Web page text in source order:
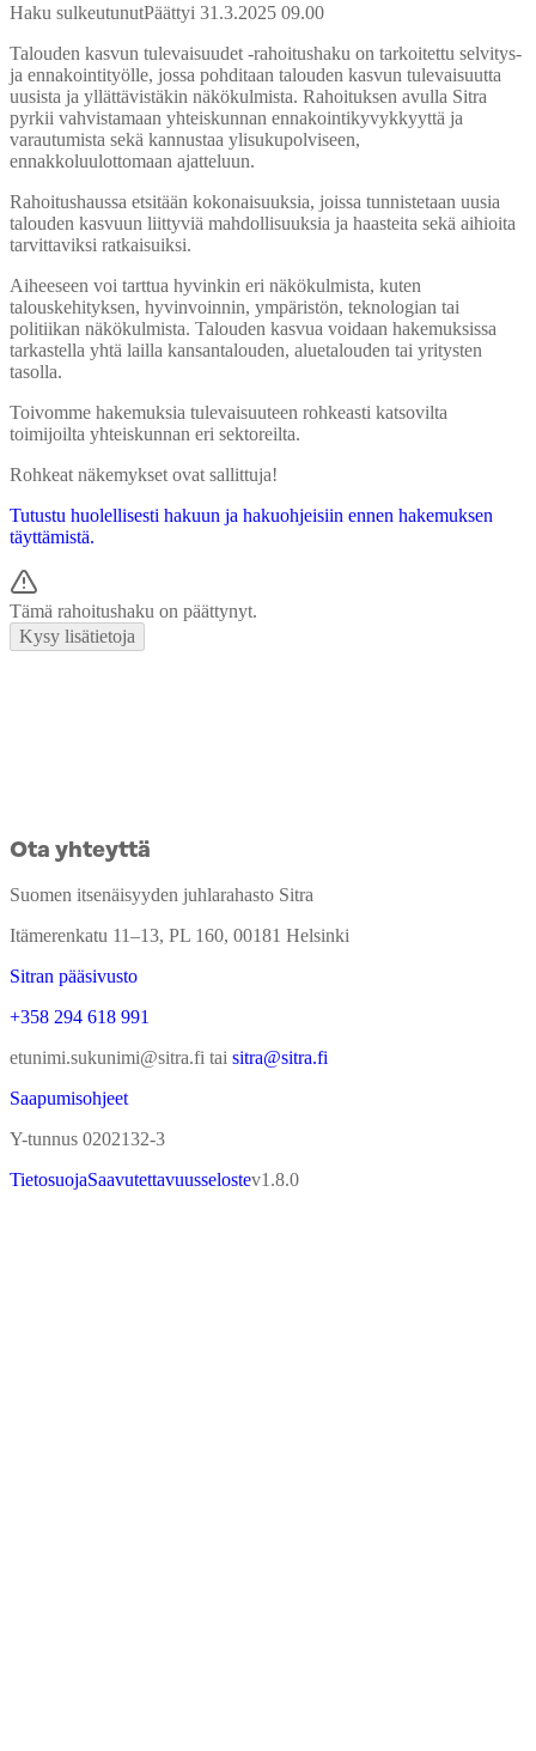
Haku sulkeutunutPäättyi 31.3.2025 09.00
Talouden kasvun tulevaisuudet -rahoitushaku on tarkoitettu selvitys-
ja ennakointityölle, jossa pohditaan talouden kasvun tulevaisuutta
uusista ja yllättävistäkin näkökulmista. Rahoituksen avulla Sitra
pyrkii vahvistamaan yhteiskunnan ennakointikyvykkyyttä ja
varautumista sekä kannustaa ylisukupolviseen,
ennakkoluulottomaan ajatteluun.
Rahoitushaussa etsitään kokonaisuuksia, joissa tunnistetaan uusia
talouden kasvuun liittyviä mahdollisuuksia ja haasteita sekä aihioita
tarvittaviksi ratkaisuiksi.
Aiheeseen voi tarttua hyvinkin eri näkökulmista, kuten
talouskehityksen, hyvinvoinnin, ympäristön, teknologian tai
politiikan näkökulmista. Talouden kasvua voidaan hakemuksissa
tarkastella yhtä lailla kansantalouden, aluetalouden tai yritysten
tasolla.
Toivomme hakemuksia tulevaisuuteen rohkeasti katsovilta
toimijoilta yhteiskunnan eri sektoreilta.
Rohkeat näkemykset ovat sallittuja!
Tutustu huolellisesti hakuun ja hakuohjeisiin ennen hakemuksen
täyttämistä.
Tämä rahoitushaku on päättynyt.
Kysy lisätietoja
Ota yhteyttä
Suomen itsenäisyyden juhlarahasto Sitra
Itämerenkatu 11–13, PL 160, 00181 Helsinki
Sitran pääsivusto
+358 294 618 991
etunimi.sukunimi@sitra.fi tai sitra@sitra.fi
Saapumisohjeet
Y-tunnus 0202132-3
TietosuojaSaavutettavuusselostev1.8.0